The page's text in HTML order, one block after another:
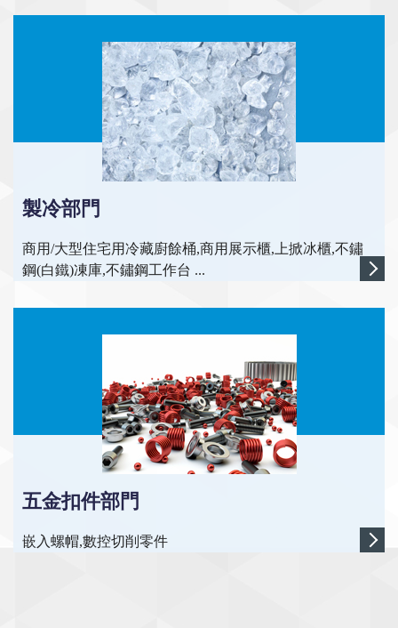
製冷部門
商用/大型住宅用冷藏廚餘桶,商用展示櫃,上掀冰櫃,不鏽
鋼(白鐵)凍庫,不鏽鋼工作台 ...
五金扣件部門
嵌入螺帽,數控切削零件